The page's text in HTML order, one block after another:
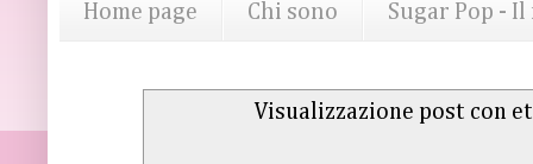
Home page Chi sono Sugar Pop -
Visualizzazione post con